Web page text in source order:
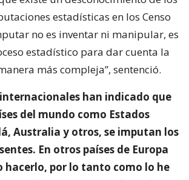
estadísticas en los Censo
no es inventar ni manipular, es
estadístico para dar cuenta la
más compleja”, sentenció.
han indicado que
del mundo como Estados
Australia y otros, se imputan los
En otros países de Europa
hacerlo, por lo tanto como lo he